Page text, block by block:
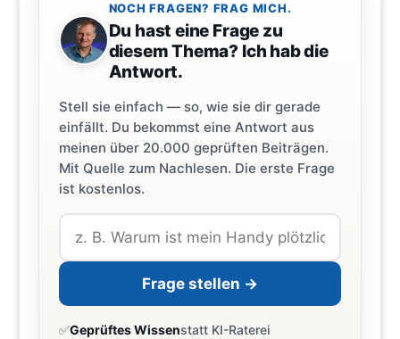
NOCH FRAGEN? FRAG MICH.
Du hast eine Frage zu
diesem Thema? Ich hab die
Antwort.
Stell sie einfach — so, wie sie dir gerade
einfällt. Du bekommst eine Antwort aus
meinen über 20.000 geprüften Beiträgen.
Mit Quelle zum Nachlesen. Die erste Frage
ist kostenlos.
Frage stellen →
✅Geprüftes Wissenstatt KI-Raterei